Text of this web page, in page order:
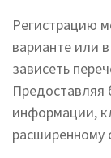
Регистрацию
варианте или
зависеть
Предоставляя
информации,
расширенному